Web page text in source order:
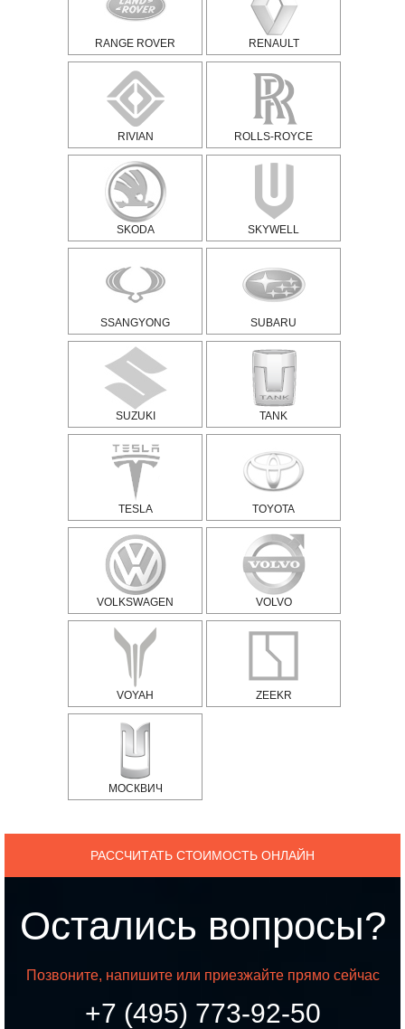
RANGE ROVER RENAULT
RIVIAN ROLLS-ROYCE
SKODA SKYWELL
SSANGYONG SUBARU
SUZUKI TANK
TESLA TOYOTA
VOLKSWAGEN VOLVO
VOYAH ZEEKR
МОСКВИЧ
РАССЧИТАТЬ СТОИМОСТЬ ОНЛАЙН
Остались вопросы?
Позвоните, напишите или приезжайте прямо сейчас
+7 (495) 773-92-50